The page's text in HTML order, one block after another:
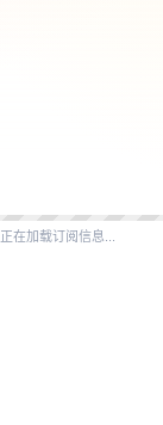
正在加载订阅信息...